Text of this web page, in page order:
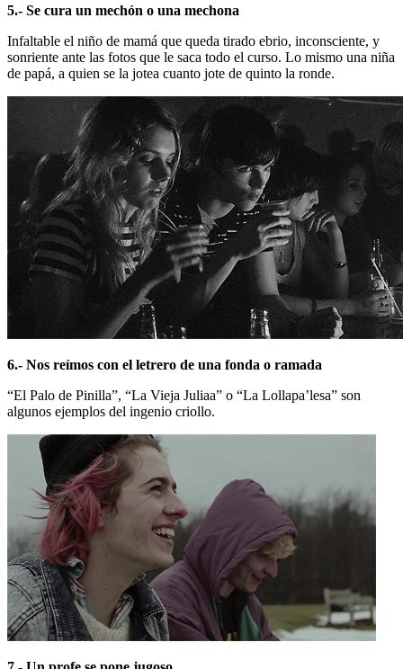
5.- Se cura un mechón o una mechona
Infaltable el niño de mamá que queda tirado ebrio, inconsciente, y
sonriente ante las fotos que le saca todo el curso. Lo mismo una niña
de papá, a quien se la jotea cuanto jote de quinto la ronde.
6.- Nos reímos con el letrero de una fonda o ramada
“El Palo de Pinilla”, “La Vieja Juliaa” o “La Lollapa’lesa” son
algunos ejemplos del ingenio criollo.